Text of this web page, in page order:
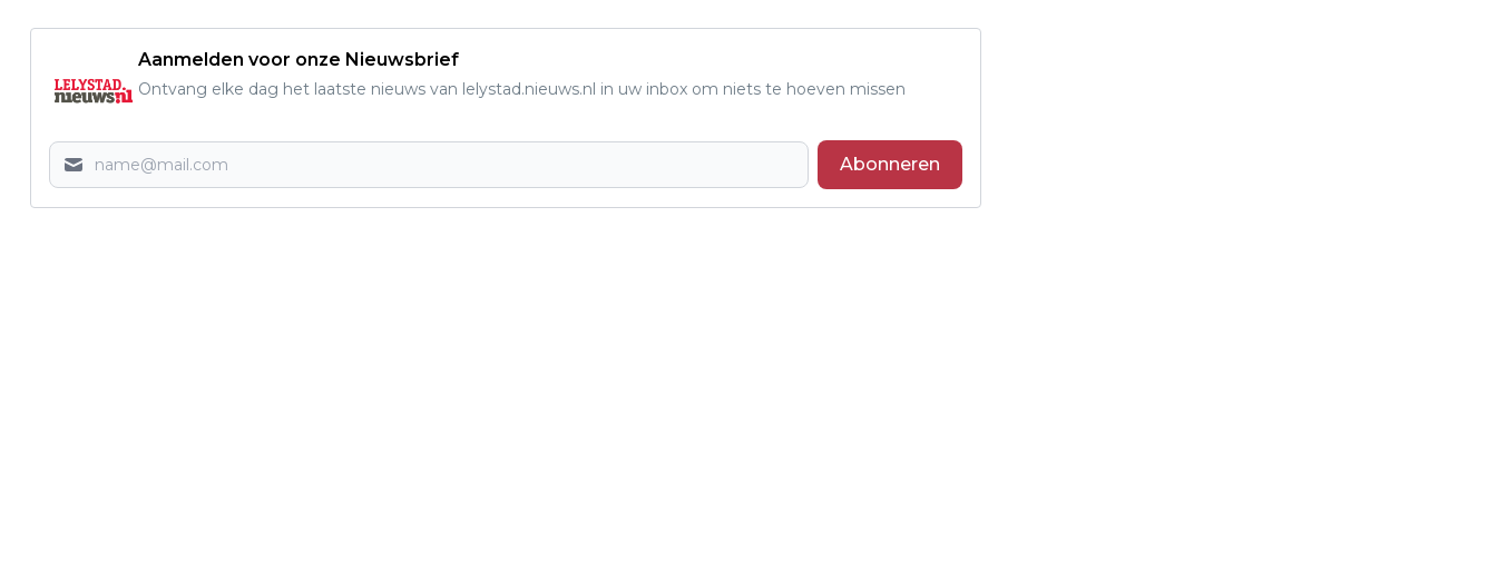
Aanmelden voor onze Nieuwsbrief
Ontvang elke dag het laatste nieuws van lelystad.nieuws.nl in uw inbox om niets te hoeven missen
Abonneren